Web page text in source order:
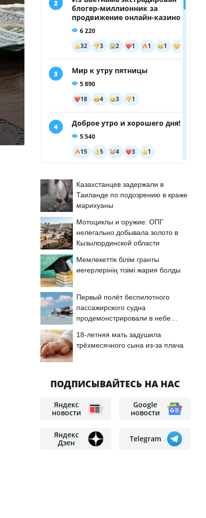
Казахстанцев задержали в
Таиланде по подозрению в краже
марихуаны
Мотоциклы и оружие: ОПГ
нелегально добывала золото в
Кызылординской области
Мемлекеттік білім гранты
иегерлерінің тізімі жария болды
Первый полёт беспилотного
пассажирского судна
продемонстрировали в небе
18-летняя мать задушила
трёхмесячного сына из-за плача
ПОДПИСЫВАЙТЕСЬ НА НАС
Яндекс
новости
Google
новости
Яндекс
Дзен
Telegram